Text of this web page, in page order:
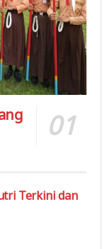
Terkini dan